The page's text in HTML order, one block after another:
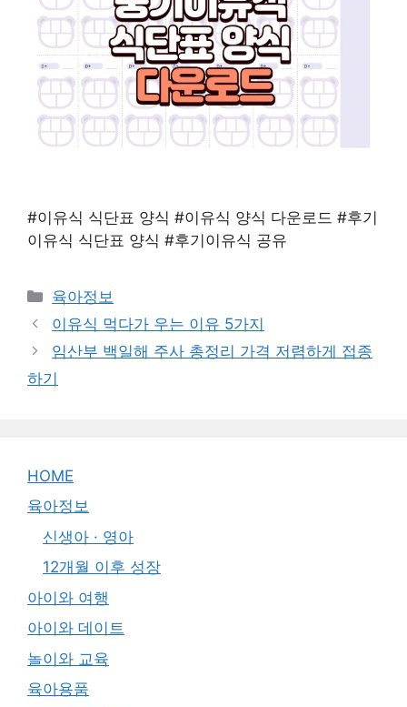
#이유식 식단표 양식 #이유식 양식 다운로드 #후기
이유식 식단표 양식 #후기이유식 공유
Categories
육아정보
이유식 먹다가 우는 이유 5가지
임산부 백일해 주사 총정리 가격 저렴하게 접종
하기
HOME
육아정보
신생아 · 영아
12개월 이후 성장
아이와 여행
아이와 데이트
놀이와 교육
육아용품